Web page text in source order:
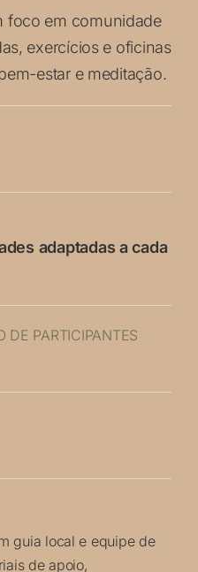
foco em comunidade
exercícios e oficinas
estar e meditação.
adaptadas a cada
DE PARTICIPANTES
guia local e equipe de
de apoio,